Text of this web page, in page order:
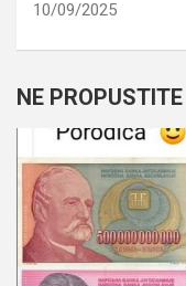
10/09/2025
NE PROPUSTITE